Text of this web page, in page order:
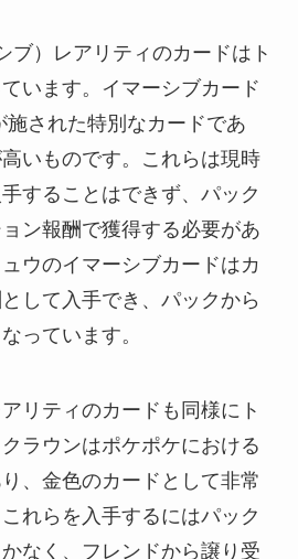
ブ）レアリティのカードはト
います。イマーシブカード
された特別なカードであ
いものです。これらは現時
することはできず、パック
ン報酬で獲得する必要があ
ウのイマーシブカードはカ
して入手でき、パックから
っています。
リティのカードも同様にト
ラウンはポケポケにおける
、金色のカードとして非常
れらを入手するにはパック
なく、フレンドから譲り受